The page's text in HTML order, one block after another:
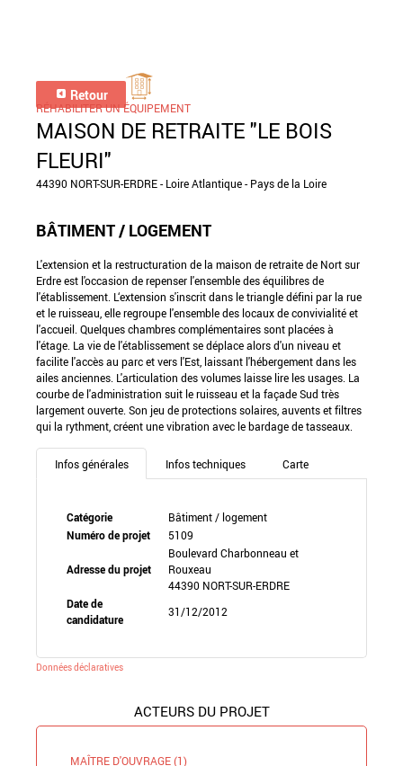
Retour
RÉHABILITER UN ÉQUIPEMENT
MAISON DE RETRAITE "LE BOIS
FLEURI"
44390 NORT-SUR-ERDRE - Loire Atlantique - Pays de la Loire
BÂTIMENT / LOGEMENT
L'extension et la restructuration de la maison de retraite de Nort sur
Erdre est l'occasion de repenser l'ensemble des équilibres de
l'établissement. L‘extension s'inscrit dans le triangle défini par la rue
et le ruisseau, elle regroupe l'ensemble des locaux de convivialité et
l'accueil. Quelques chambres complémentaires sont placées à
l'étage. La vie de l'établissement se déplace alors d'un niveau et
facilite l'accès au parc et vers l'Est, laissant l'hébergement dans les
ailes anciennes. L'articulation des volumes laisse lire les usages. La
courbe de l'administration suit le ruisseau et la façade Sud très
largement ouverte. Son jeu de protections solaires, auvents et filtres
qui la rythment, créent une vibration avec le bardage de tasseaux.
Infos générales Infos techniques Carte
Catégorie
Bâtiment / logement
Numéro de projet
5109
Adresse du projet
Boulevard Charbonneau et
Rouxeau
44390 NORT-SUR-ERDRE
Date de
candidature
31/12/2012
Données déclaratives
ACTEURS DU PROJET
MAÎTRE D'OUVRAGE (1)